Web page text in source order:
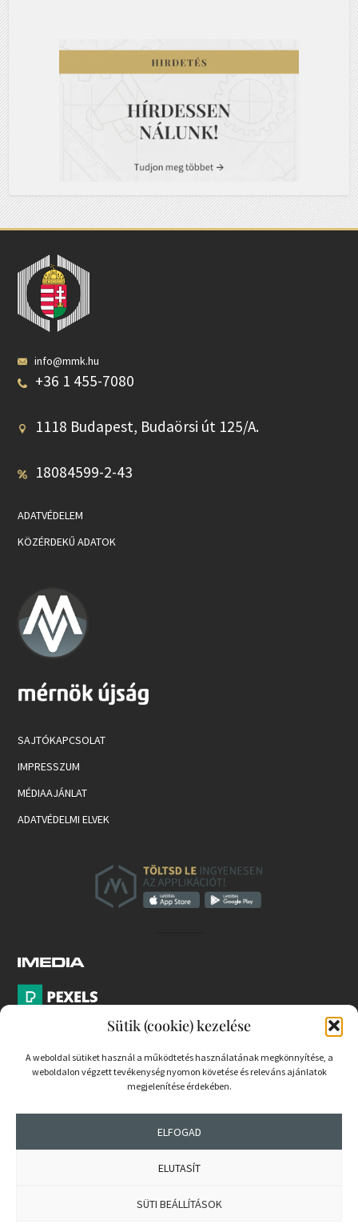
Sütik (cookie) kezelése
A weboldal sütiket használ a működtetés használatának megkönnyítése, a
weboldalon végzett tevékenység nyomon követése és releváns ajánlatok
megjelenítése érdekében.
ELFOGAD
ELUTASÍT
SÜTI BEÁLLÍTÁSOK
info@mmk.hu
+36 1 455-7080
1118 Budapest, Budaörsi út 125/A.
18084599-2-43
ADATVÉDELEM
KÖZÉRDEKŰ ADATOK
SAJTÓKAPCSOLAT
IMPRESSZUM
MÉDIAAJÁNLAT
ADATVÉDELMI ELVEK
PARTNEREK